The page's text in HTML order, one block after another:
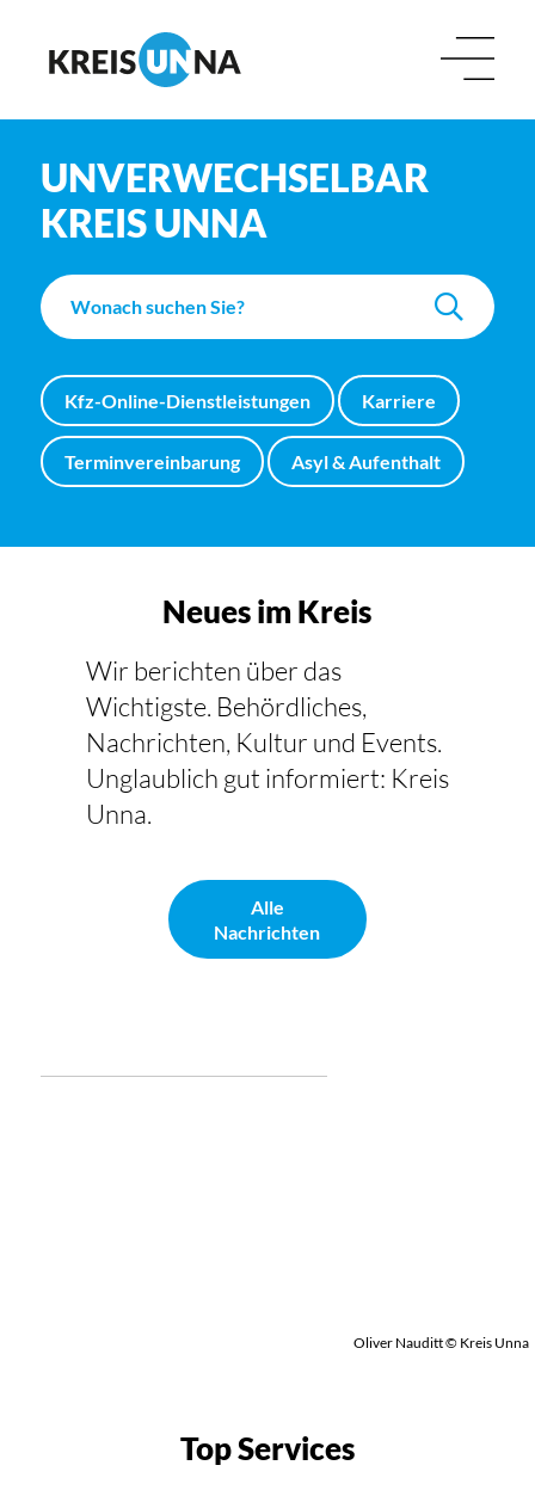
UNVERWECHSELBAR
KREIS UNNA
Kfz-Online-Dienstleistungen Karriere
Terminvereinbarung Asyl & Aufenthalt
Neues im Kreis
Wir berichten über das
Wichtigste. Behördliches,
Nachrichten, Kultur und Events.
Unglaublich gut informiert: Kreis
Unna.
Alle
Nachrichten
Oliver Nauditt © Kreis Unna
Top Services